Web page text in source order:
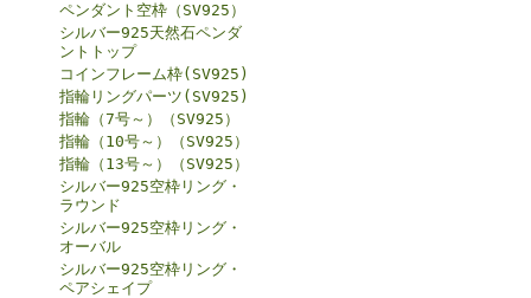
ペンダント空枠（SV925）
シルバー925天然石ペンダ
ントトップ
コインフレーム枠(SV925)
指輪リングパーツ(SV925)
指輪（7号～）（SV925）
指輪（10号～）（SV925）
指輪（13号～）（SV925）
シルバー925空枠リング・
ラウンド
シルバー925空枠リング・
オーバル
シルバー925空枠リング・
ペアシェイプ